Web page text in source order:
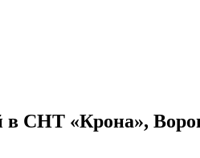
в СНТ «Крона»,